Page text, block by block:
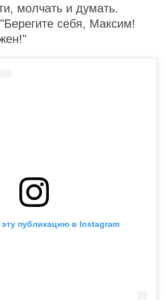
молчать и думать.
себя, Максим!
публикацию в Instagram